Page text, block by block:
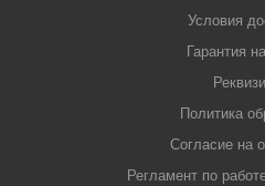
Условия
Гарантия
Политика
Согласие на
Регламент по